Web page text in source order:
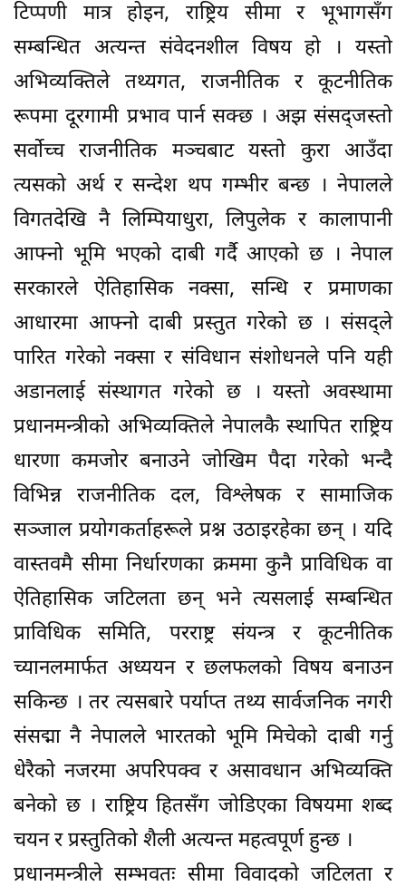
टिप्पणी मात्र होइन, राष्ट्रिय सीमा र भूभागसँग
सम्बन्धित अत्यन्त संवेदनशील विषय हो । यस्तो
अभिव्यक्तिले तथ्यगत, राजनीतिक र कूटनीतिक
रूपमा दूरगामी प्रभाव पार्न सक्छ । अझ संसद्जस्तो
सर्वोच्च राजनीतिक मञ्चबाट यस्तो कुरा आउँदा
त्यसको अर्थ र सन्देश थप गम्भीर बन्छ । नेपालले
विगतदेखि नै लिम्पियाधुरा, लिपुलेक र कालापानी
आफ्नो भूमि भएको दाबी गर्दै आएको छ । नेपाल
सरकारले ऐतिहासिक नक्सा, सन्धि र प्रमाणका
आधारमा आफ्नो दाबी प्रस्तुत गरेको छ । संसद्ले
पारित गरेको नक्सा र संविधान संशोधनले पनि यही
अडानलाई संस्थागत गरेको छ । यस्तो अवस्थामा
प्रधानमन्त्रीको अभिव्यक्तिले नेपालकै स्थापित राष्ट्रिय
धारणा कमजोर बनाउने जोखिम पैदा गरेको भन्दै
विभिन्न राजनीतिक दल, विश्लेषक र सामाजिक
सञ्जाल प्रयोगकर्ताहरूले प्रश्न उठाइरहेका छन् । यदि
वास्तवमै सीमा निर्धारणका क्रममा कुनै प्राविधिक वा
ऐतिहासिक जटिलता छन् भने त्यसलाई सम्बन्धित
प्राविधिक समिति, परराष्ट्र संयन्त्र र कूटनीतिक
च्यानलमार्फत अध्ययन र छलफलको विषय बनाउन
सकिन्छ । तर त्यसबारे पर्याप्त तथ्य सार्वजनिक नगरी
संसद्मा नै नेपालले भारतको भूमि मिचेको दाबी गर्नु
धेरैको नजरमा अपरिपक्व र असावधान अभिव्यक्ति
बनेको छ । राष्ट्रिय हितसँग जोडिएका विषयमा शब्द
चयन र प्रस्तुतिको शैली अत्यन्त महत्वपूर्ण हुन्छ ।
प्रधानमन्त्रीले सम्भवतः सीमा विवादको जटिलता र